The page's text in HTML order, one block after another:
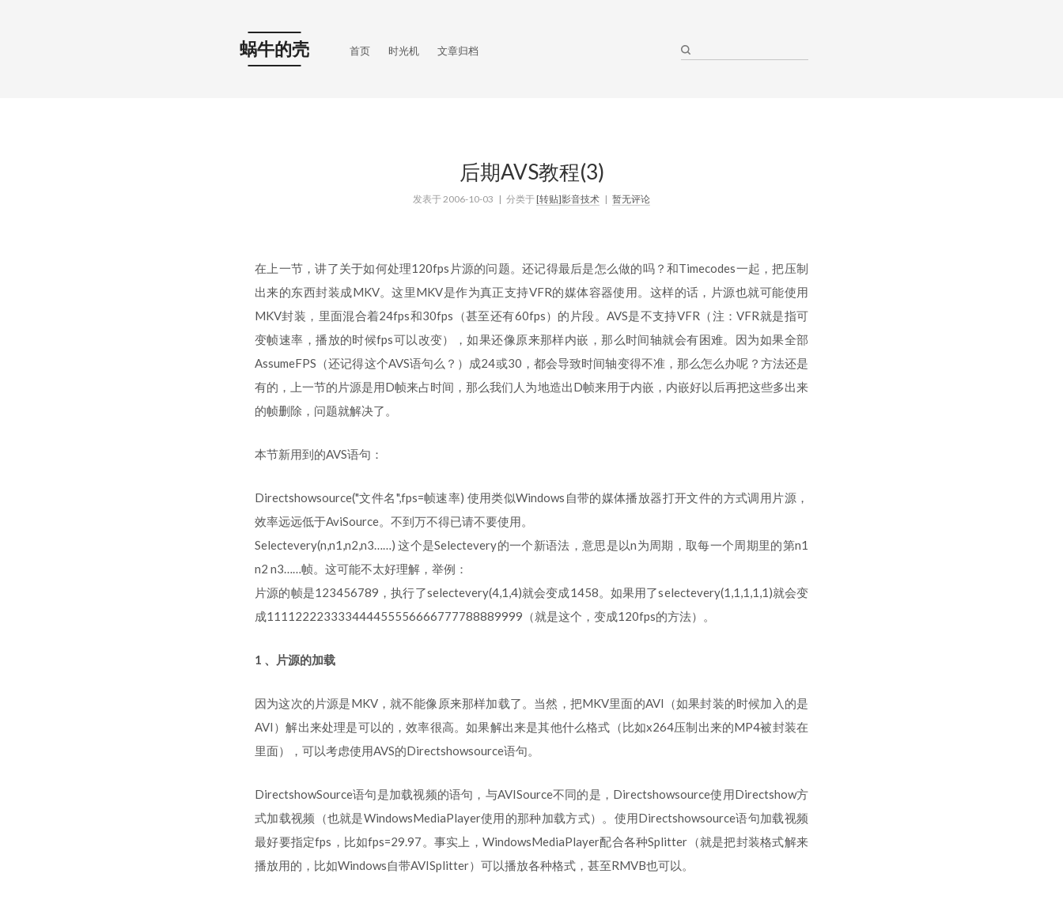
蜗牛的壳 首页 时光机 文章归档
后期AVS教程(3)
发表于2006-10-03 | 分类于[转贴]影音技术 | 暂无评论
在上一节，讲了关于如何处理120fps片源的问题。还记得最后是怎么做的吗？和Timecodes一起，把压制
出来的东西封装成MKV。这里MKV是作为真正支持VFR的媒体容器使用。这样的话，片源也就可能使用
MKV封装，里面混合着24fps和30fps（甚至还有60fps）的片段。AVS是不支持VFR（注：VFR就是指可
变帧速率，播放的时候fps可以改变），如果还像原来那样内嵌，那么时间轴就会有困难。因为如果全部
AssumeFPS（还记得这个AVS语句么？）成24或30，都会导致时间轴变得不准，那么怎么办呢？方法还是
有的，上一节的片源是用D帧来占时间，那么我们人为地造出D帧来用于内嵌，内嵌好以后再把这些多出来
的帧删除，问题就解决了。
本节新用到的AVS语句：
Directshowsource("文件名",fps=帧速率) 使用类似Windows自带的媒体播放器打开文件的方式调用片源，
效率远远低于AviSource。不到万不得已请不要使用。
Selectevery(n,n1,n2,n3……) 这个是Selectevery的一个新语法，意思是以n为周期，取每一个周期里的第n1
n2 n3……帧。这可能不太好理解，举例：
片源的帧是123456789，执行了selectevery(4,1,4)就会变成1458。如果用了selectevery(1,1,1,1,1)就会变
成111122223333444455556666777788889999（就是这个，变成120fps的方法）。
1 、片源的加载
因为这次的片源是MKV，就不能像原来那样加载了。当然，把MKV里面的AVI（如果封装的时候加入的是
AVI）解出来处理是可以的，效率很高。如果解出来是其他什么格式（比如x264压制出来的MP4被封装在
里面），可以考虑使用AVS的Directshowsource语句。
DirectshowSource语句是加载视频的语句，与AVISource不同的是，Directshowsource使用Directshow方
式加载视频（也就是WindowsMediaPlayer使用的那种加载方式）。使用Directshowsource语句加载视频
最好要指定fps，比如fps=29.97。事实上，WindowsMediaPlayer配合各种Splitter（就是把封装格式解来
播放用的，比如Windows自带AVISplitter）可以播放各种格式，甚至RMVB也可以。